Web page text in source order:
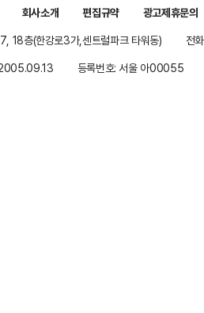
회사소개 편집규약
광고제휴문의
18층(한강로3가,센트럴파크 타워동)
전
등록번호: 서울 아00055